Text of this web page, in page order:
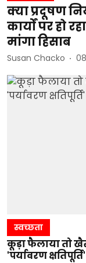
क्या प्रदूषण
कार्यों पर हो
मांगा हिसाब
Susan Chacko
स्वच्छता
कूड़ा फैलाया तो खैर
'पर्यावरण